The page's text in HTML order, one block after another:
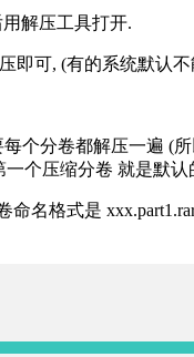
解压工具打开.
可, (有的系统默认
个分卷都解压一遍 (
一个压缩分卷 就是默
格式是